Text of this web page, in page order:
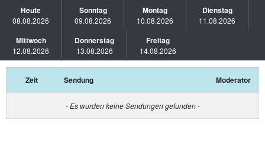
Heute
08.08.2026
Sonntag
09.08.2026
Montag
10.08.2026
Dienstag
11.08.2026
Mittwoch
12.08.2026
Donnerstag
13.08.2026
Freitag
14.08.2026
Zeit Sendung Moderator
- Es wurden keine Sendungen gefunden -